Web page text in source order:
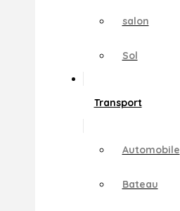
salon
Sol
Transport
Automobile
Bateau